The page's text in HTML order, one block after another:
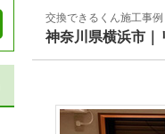
交換できるくん施工事
神奈川県横浜市｜